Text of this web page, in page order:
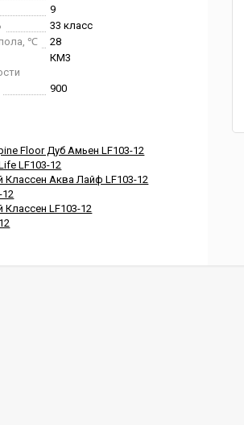
9
33 класс
℃
28
КМ3
900
Floor Дуб Амьен LF103-12
LF103-12
Классен Аква Лайф LF103-12
12
LF103-12